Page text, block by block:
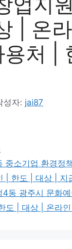
| 온
처 |
성자: jai87
중소기업 환경정
| 한도 | 대상 | 지
4동 광주시 문화
도 | 대상 | 온라